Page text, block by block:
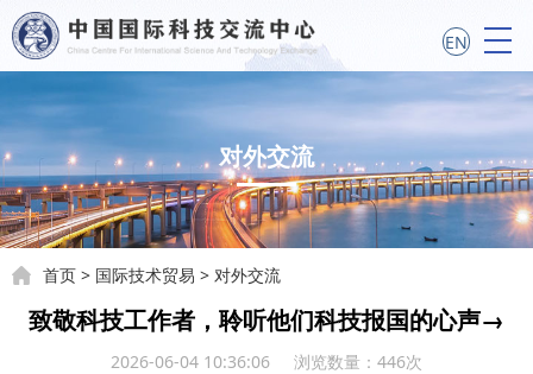
EN
对外交流
首页 > 国际技术贸易 > 对外交流
致敬科技工作者，聆听他们科技报国的心声→
2026-06-04 10:36:06 浏览数量： 446次